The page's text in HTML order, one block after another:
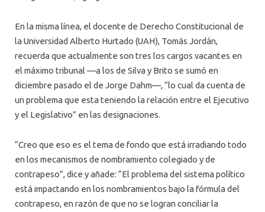
En la misma línea, el docente de Derecho Constitucional de
la Universidad Alberto Hurtado (UAH), Tomás Jordán,
recuerda que actualmente son tres los cargos vacantes en
el máximo tribunal —a los de Silva y Brito se sumó en
diciembre pasado el de Jorge Dahm—, “lo cual da cuenta de
un problema que esta teniendo la relación entre el Ejecutivo
y el Legislativo” en las designaciones.
“Creo que eso es el tema de fondo que está irradiando todo
en los mecanismos de nombramiento colegiado y de
contrapeso”, dice y añade: “El problema del sistema político
está impactando en los nombramientos bajo la fórmula del
contrapeso, en razón de que no se logran conciliar la